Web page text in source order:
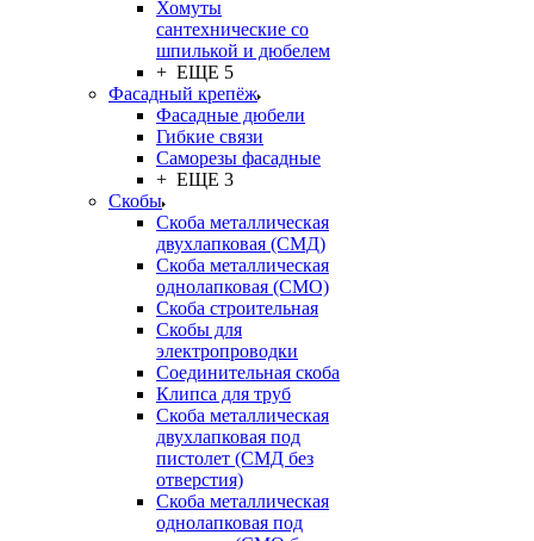
Хомуты
сантехнические со
шпилькой и дюбелем
+ ЕЩЕ 5
Фасадный крепёж
Фасадные дюбели
Гибкие связи
Саморезы фасадные
+ ЕЩЕ 3
Скобы
Скоба металлическая
двухлапковая (СМД)
Скоба металлическая
однолапковая (СМО)
Скоба строительная
Скобы для
электропроводки
Соединительная скоба
Клипса для труб
Скоба металлическая
двухлапковая под
пистолет (СМД без
отверстия)
Скоба металлическая
однолапковая под